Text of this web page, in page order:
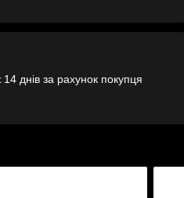
днів за рахунок покупця